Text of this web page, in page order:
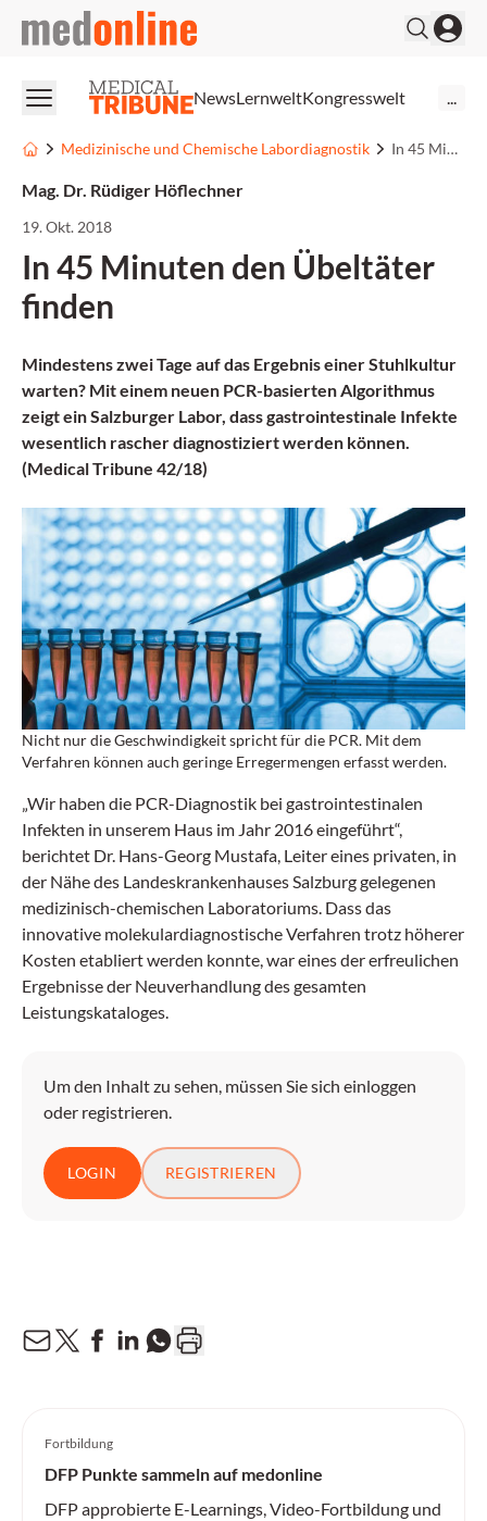
medonline
NewsLernweltKongresswelt
Medizinische und Chemische Labordiagnostik In 45 Minuten den Übeltäter finden
Mag. Dr. Rüdiger Höflechner
19. Okt. 2018
In 45 Minuten den Übeltäter
finden
Mindestens zwei Tage auf das Ergebnis einer Stuhlkultur
warten? Mit einem neuen PCR-basierten Algorithmus
zeigt ein Salzburger Labor, dass gastrointestinale Infekte
wesentlich rascher diagnostiziert werden können.
(Medical Tribune 42/18)
Nicht nur die Geschwindigkeit spricht für die PCR. Mit dem
Verfahren können auch geringe Erregermengen erfasst werden.
„Wir haben die PCR-Diagnostik bei gastrointestinalen
Infekten in unserem Haus im Jahr 2016 eingeführt“,
berichtet Dr. Hans-Georg Mustafa, Leiter eines privaten, in
der Nähe des Landeskrankenhauses Salzburg gelegenen
medizinisch-chemischen Laboratoriums. Dass das
innovative molekulardiagnostische Verfahren trotz höherer
Kosten etabliert werden konnte, war eines der erfreulichen
Ergebnisse der Neuverhandlung des gesamten
Leistungskataloges.
Um den Inhalt zu sehen, müssen Sie sich einloggen
oder registrieren.
LOGIN REGISTRIEREN
Fortbildung
DFP Punkte sammeln auf medonline
DFP approbierte E-Learnings, Video-Fortbildung und